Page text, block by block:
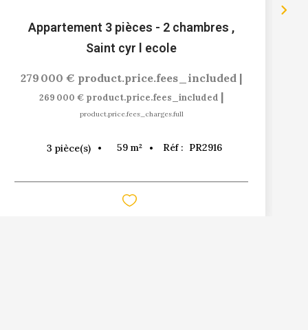
Appartement 3 pièces - 2 chambres ,
Saint cyr l ecole
279 000 € product.price.fees_included |
269 000 € product.price.fees_included |
product.price.fees_charges.full
3 pièce(s) 59 m² Réf : PR2916